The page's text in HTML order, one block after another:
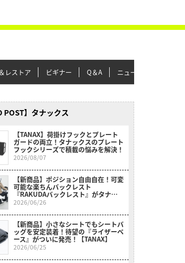
レストア ビギナー Q＆A ニュース＆トピックス
POST】タナックス
【TANAX】荷掛けフックとプレート
ガードの両立！タナックスのプレート
フックシリーズで積載の悩みを解決！
2026/08/07
【新商品】ポジション自由自在！可変
可能な楽ちんバックレスト
『RAKUDAバックレスト』がタナッ
クスから登場！【TANAX】
2026/06/26
【新商品】小さなシートでもシートバ
ッグを安定装着！待望の『ライザーベ
ース』がついに発売！【TANAX】
2026/06/25